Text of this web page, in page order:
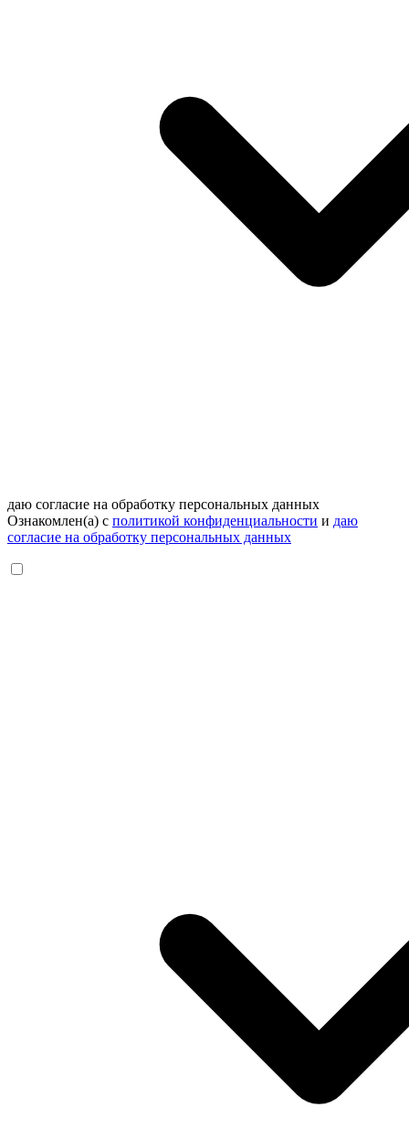
даю согласие на обработку персональных данных
Ознакомлен(а) с политикой конфиденциальности и даю
согласие на обработку персональных данных